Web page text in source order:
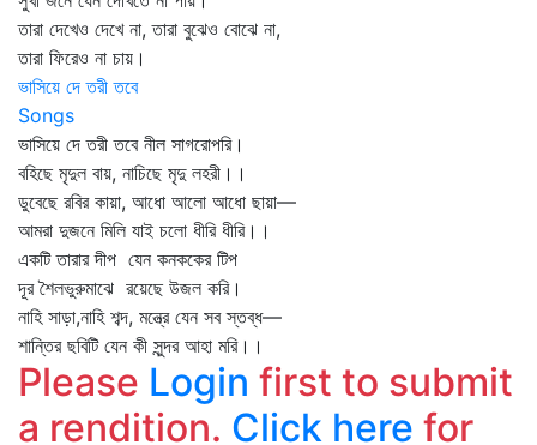
তারা দেখেও দেখে না, তারা বুঝেও বোঝে না,
তারা ফিরেও না চায়।
ভাসিয়ে দে তরী তবে
Songs
ভাসিয়ে দে তরী তবে নীল সাগরোপরি।
বহিছে মৃদুল বায়, নাচিছে মৃদু লহরী।।
ডুবেছে রবির কায়া, আধো আলো আধো ছায়া—
আমরা দুজনে মিলি যাই চলো ধীরি ধীরি।।
একটি তারার দীপ যেন কনককের টিপ
দূর শৈলভুরুমাঝে রয়েছে উজল করি।
নাহি সাড়া,নাহি শব্দ, মন্ত্রে যেন সব স্তব্ধ—
শান্তির ছবিটি যেন কী সুন্দর আহা মরি।।
Please Login first to submit
a rendition. Click here for